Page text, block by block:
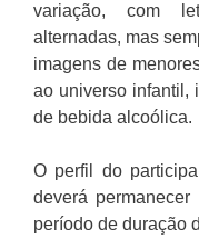
variação, com
alternadas, mas
imagens de
ao universo infantil,
de bebida alcoólica.
O perfil do
deverá
período de duração